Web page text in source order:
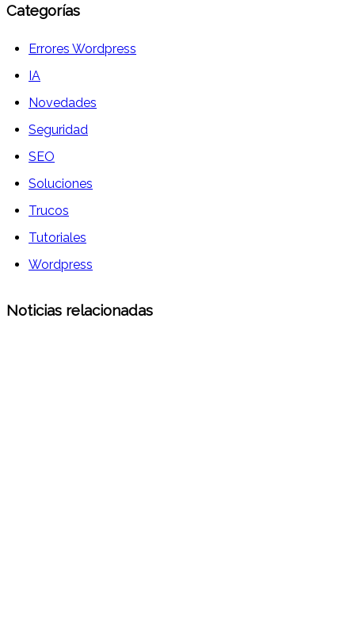
Categorías
Errores Wordpress
IA
Novedades
Seguridad
SEO
Soluciones
Trucos
Tutoriales
Wordpress
Noticias relacionadas